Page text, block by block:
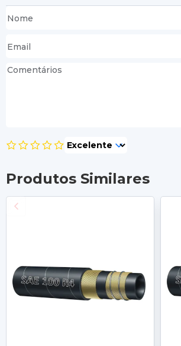
Produtos Similares